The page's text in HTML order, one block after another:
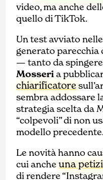
video, ma anche
quello di TikTok.
Un test avviato
generato
— tanto da
Mosseria
chiarificatore
sembra addossare
strategia scelta da
“colpevoli” di non
modello
Le novità hanno
cui ancheuna
di rendere